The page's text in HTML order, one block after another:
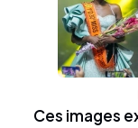
Ces images